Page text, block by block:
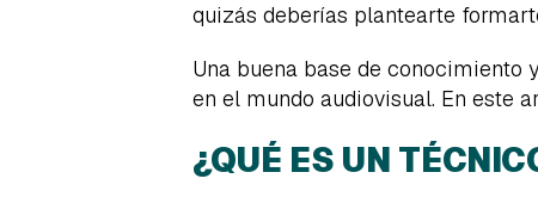
quizás deberías plantearte
Una buena base de conocimiento
en el mundo audiovisual. En este
¿QUÉ ES UN